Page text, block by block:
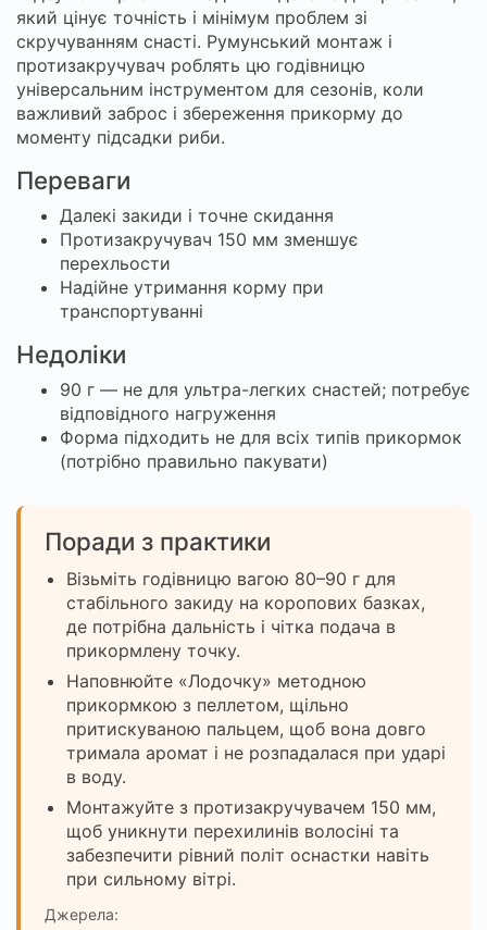
який цінує точність і мінімум проблем зі
скручуванням снасті. Румунський монтаж і
протизакручувач роблять цю годівницю
універсальним інструментом для сезонів, коли
важливий заброс і збереження прикорму до
моменту підсадки риби.
Переваги
Далекі закиди і точне скидання
Протизакручувач 150 мм зменшує
перехльости
Надійне утримання корму при
транспортуванні
Недоліки
90 г — не для ультра-легких снастей; потребує
відповідного нагруження
Форма підходить не для всіх типів прикормок
(потрібно правильно пакувати)
Поради з практики
Візьміть годівницю вагою 80–90 г для
стабільного закиду на коропових базках,
де потрібна дальність і чітка подача в
прикормлену точку.
Наповнюйте «Лодочку» методною
прикормкою з пеллетом, щільно
притискуваною пальцем, щоб вона довго
тримала аромат і не розпадалася при ударі
в воду.
Монтажуйте з протизакручувачем 150 мм,
щоб уникнути перехилинів волосіні та
забезпечити рівний політ оснастки навіть
при сильному вітрі.
Джерела: